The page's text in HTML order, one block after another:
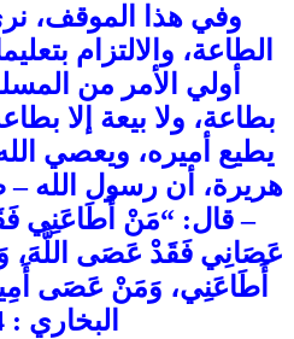
وفي هذا الموقف،
الطاعة، والالتزام
أولي الأمر من
بطاعة، ولا بيعة إلا
يطيع أميره، ويعصي
هريرة، أن رسول الله
– قال: “مَنْ أَطَاعَنِي
عَصَانِي فَقَدْ عَصَى اللَّهَ،
أَطَاعَنِي، وَمَنْ عَصَى
البخاري : 6604].